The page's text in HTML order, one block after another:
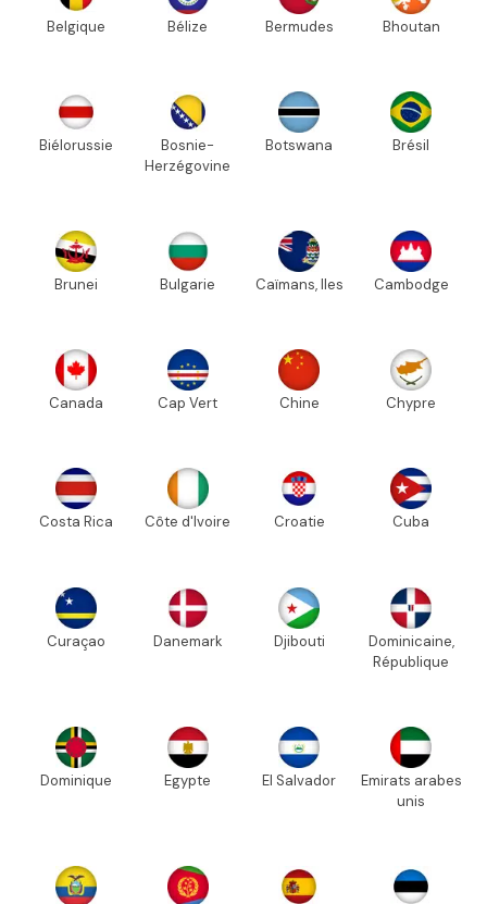
Belgique Bélize Bermudes Bhoutan
Biélorussie
Bosnie-
Herzégovine
Botswana Brésil
Brunei Bulgarie Caïmans, Iles Cambodge
Canada Cap Vert Chine Chypre
Costa Rica Côte d'Ivoire Croatie Cuba
Curaçao Danemark Djibouti
Dominicaine,
République
Dominique Egypte El Salvador
Emirats arabes
unis